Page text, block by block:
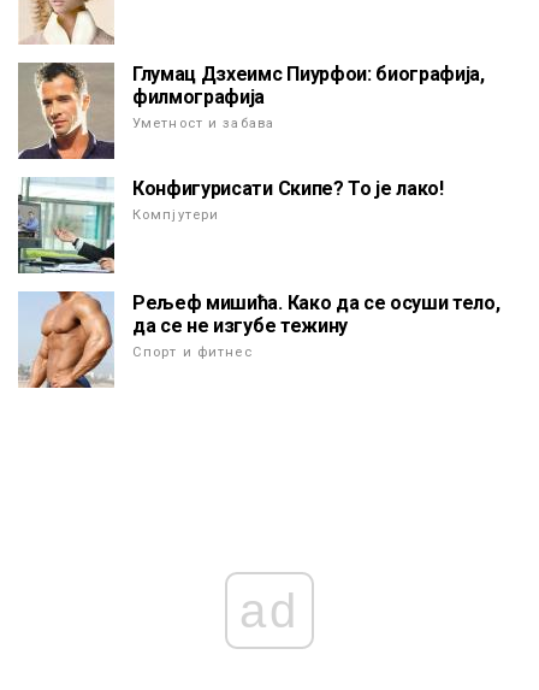
Глумац Дзхеимс Пиурфои: биографија,
филмографија
Уметност и забава
Конфигурисати Скипе? То је лако!
Компјутери
Рељеф мишића. Како да се осуши тело,
да се не изгубе тежину
Спорт и фитнес
ad